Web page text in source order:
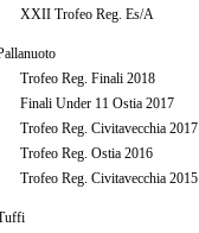
XXII Trofeo Reg. Es/A
Trofeo Reg. Finali 2018
Finali Under 11 Ostia 2017
Trofeo Reg. Civitavecchia 2017
Trofeo Reg. Ostia 2016
Trofeo Reg. Civitavecchia 2015